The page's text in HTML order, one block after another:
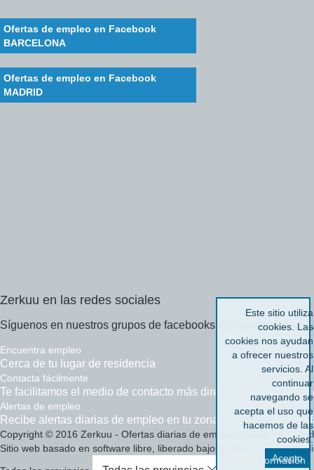
Ofertas de empleo en Facebook
BARCELONA
Ofertas de empleo en Facebook
MADRID
Zerkuu en las redes sociales
Síguenos en nuestros grupos de facebooks y páginas de fans...
Encuentra empleo
Cerca de tu lugar de residencia
Contacta fácilmente
Te facilitamos el medio de contacto más directo disponible con
Alertas de empleo
Recibe alertas diarias de empleo en tu zona desde tu perfil de
Copyright © 2016 Zerkuu - Ofertas diarias de empleo. Todos los
Sitio web basado en software libre, liberado bajo la
GNU General
Este sitio utiliza
cookies. Las
cookies nos ayudan
a ofrecer nuestros
servicios. Al
continuar
navegando se
acepta el uso que
hacemos de las
cookies.
Mas información
Acepto